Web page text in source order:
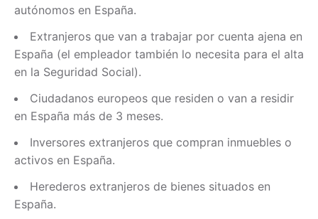
autónomos en España.
Extranjeros que van a trabajar por cuenta ajena en
España (el empleador también lo necesita para el alta
en la Seguridad Social).
Ciudadanos europeos que residen o van a residir
en España más de 3 meses.
Inversores extranjeros que compran inmuebles o
activos en España.
Herederos extranjeros de bienes situados en
España.